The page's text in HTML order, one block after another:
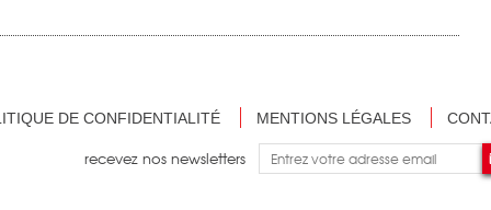
DE CONFIDENTIALITÉ MENTIONS LÉGALES
recevez nos newsletters